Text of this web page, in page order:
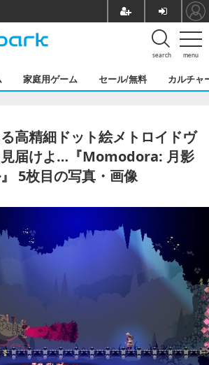
menu
search
家庭用ゲーム セール/無料 カルチャ
る高精細ドット絵メトロイドヴ
見届けよ…『Momodora: 月影
5枚目の写真・画像